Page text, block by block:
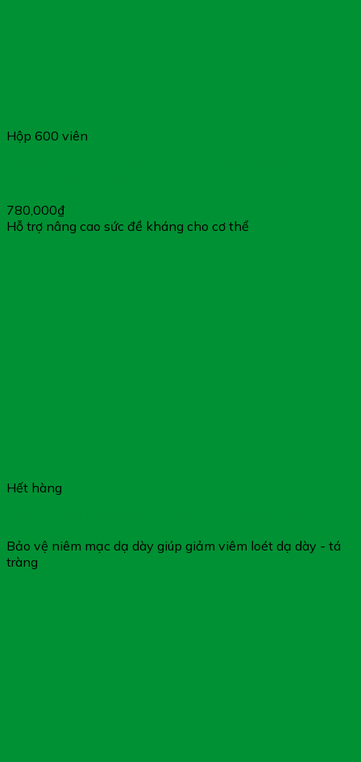
Hộp 600 viên
780,000₫
Hỗ trợ nâng cao sức đề kháng cho cơ thể
Hết hàng
Bảo vệ niêm mạc dạ dày giúp giảm viêm loét dạ dày - tá
tràng